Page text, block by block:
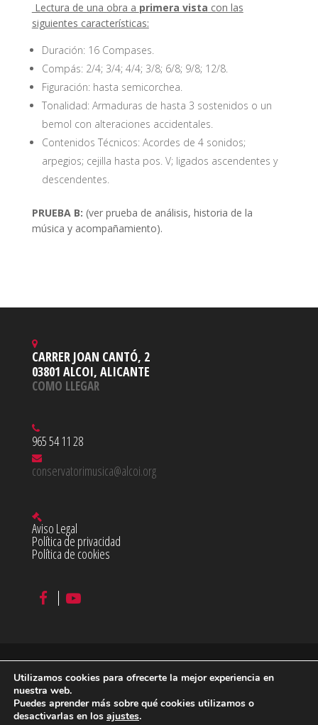
Lectura de una obra a primera vista con las
siguientes características:
Duración: 16 Compases.
Compás: 2/4; 3/4; 4/4; 3/8; 6/8; 9/8; 12/8.
Figuración: hasta semicorchea.
Tonalidad: Armaduras de hasta 3 sostenidos o un
bemol con alteraciones accidentales.
Contenidos Técnicos: Acordes de 4 sonidos;
arpegios; cejilla hasta pos. V; ligados ascendentes y
descendentes.
PRUEBA B: (ver prueba de análisis, historia de la
música y acompañamiento).
CARRER JOAN CANTÓ, 2
03801 ALCOI, ALICANTE
COMO LLEGAR
965 54 11 28
conservatorimusica@alcoi.org
Aviso Legal
Política de privacidad
Política de cookies
©2026 Conservatorio Profesional de Música Juan Cantó en
Alcoy
Utilizamos cookies para ofrecerte la mejor experiencia en
nuestra web.
Puedes aprender más sobre qué cookies utilizamos o
desactivarlas en los ajustes.